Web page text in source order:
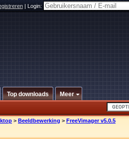
|Login:
Top downloads Meer
> Beeldbewerking > FreeVimager v5.0.5